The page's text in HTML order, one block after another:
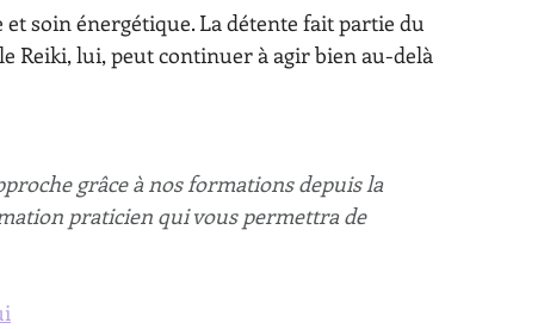
et soin énergétique. La détente fait partie du
Reiki, lui, peut continuer à agir bien au-delà
grâce à nos formations depuis la
praticien qui vous permettra de